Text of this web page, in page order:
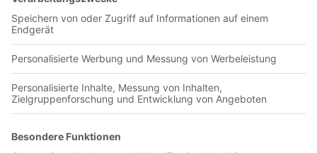
Statt diesen Samstag im Achtelfinale der Fußball-
Weltmeisterschaft gegen Frankreich zu spielen, hat sich die
deutsche Nationalmannschaft schon auf den Heimweg
gemacht. Mit Enttäuschung, Frust und vielen Fragen im
Gepäck. Julian Nagelsmann gab sich sicher, dass ihm ein paar
gewonnene Länderspiele reichen würden, um wieder
Rückhalt als Bundestrainer zu gewinnen. Bei Berti Vogts hat
das funktioniert, er durfte nach der enttäuschenden WM 1994
bleiben – und holte 1996 den EM-Titel. Doch der Glaube an
nicht länger vorhanden zu sein, zu sehr hat seine Reputation